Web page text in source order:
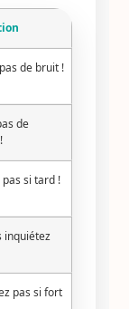
de bruit !
de
pas si tard !
inquiétez
pas si fort